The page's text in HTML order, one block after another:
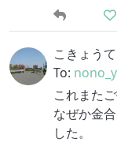
こきょう
To: nono_y
これまた
なぜか金
した。